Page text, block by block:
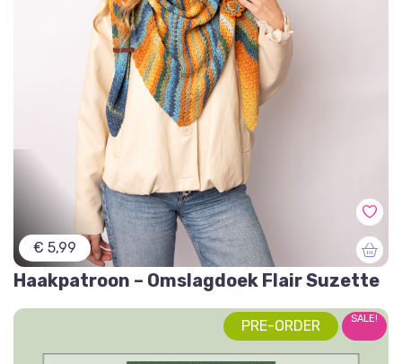
€ 5,99
Haakpatroon – Omslagdoek Flair Suzette
PRE-ORDER SALE!